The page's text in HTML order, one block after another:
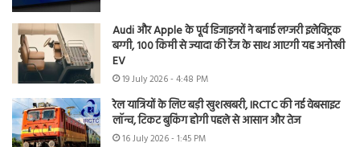
Audi और Apple के पूर्व डिजाइनरों ने बनाई लग्जरी इलेक्ट्रिक
बग्गी, 100 किमी से ज्यादा की रेंज के साथ आएगी यह अनोखी
EV
19 July 2026 - 4:48 PM
रेल यात्रियों के लिए बड़ी खुशखबरी, IRCTC की नई वेबसाइट
लॉन्च, टिकट बुकिंग होगी पहले से आसान और तेज
16 July 2026 - 1:45 PM